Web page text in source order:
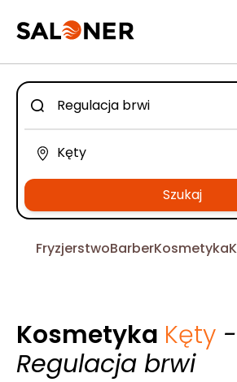
Szukaj
FryzjerstwoBarberKosmetyka
Kosmetyka Kęty -
Regulacja brwi